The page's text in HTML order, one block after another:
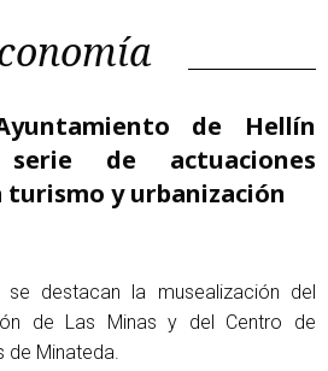
de Hellín
de actuaciones
turismo y urbanización
se destacan la musealización del
de Las Minas y del Centro de
Minateda.